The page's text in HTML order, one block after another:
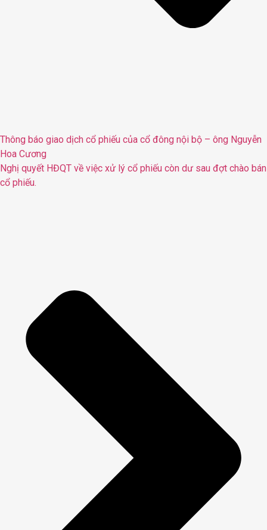
Thông báo giao dịch cổ phiếu của cổ đông nội bộ – ông Nguyễn
Hoa Cương
Nghị quyết HĐQT về việc xử lý cổ phiếu còn dư sau đợt chào bán
cổ phiếu.